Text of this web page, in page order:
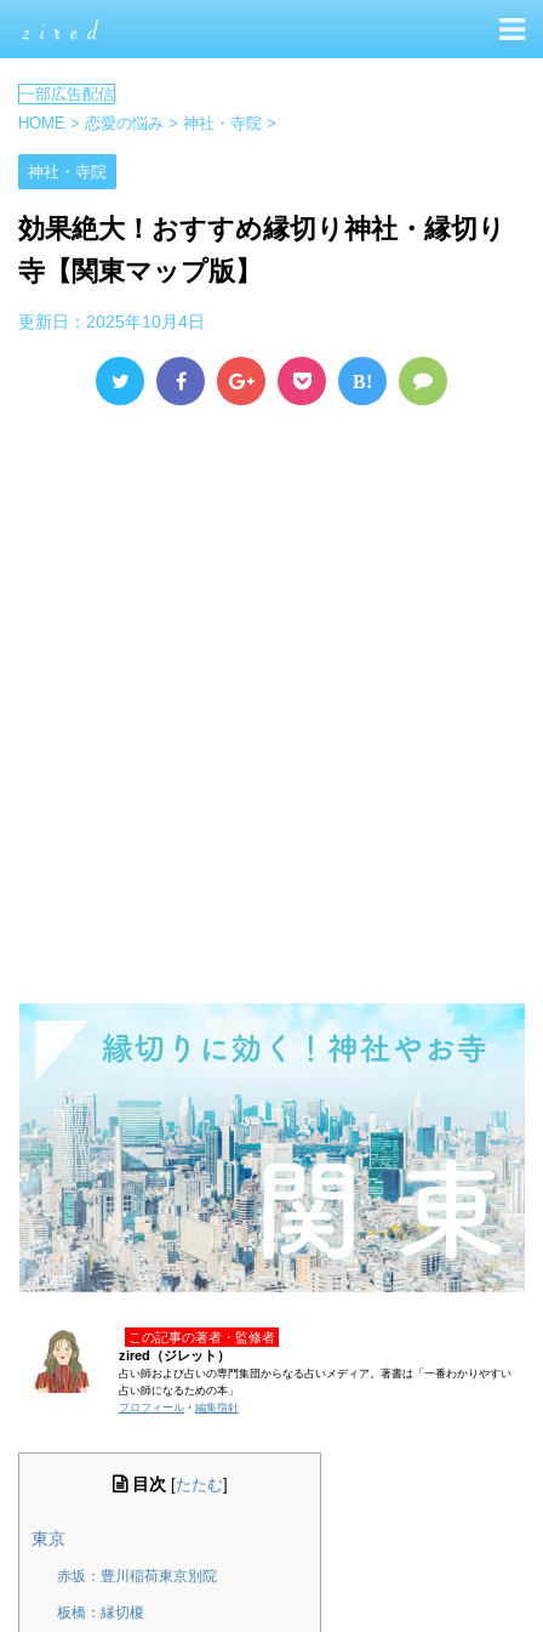
HOME > 恋愛の悩み > 神社・寺院 >
神社・寺院
効果絶大！おすすめ縁切り神社・縁切り
寺【関東マップ版】
更新日： 2025年10月4日
B!
この記事の著者・監修者
zired（ジレット）
占い師および占いの専門集団からなる占いメディア。著書は「一番わかりやすい
占い師になるための本」
プロフィール ・ 編集指針
目次 たたむ
東京
赤坂：豊川稲荷東京別院
板橋：縁切榎